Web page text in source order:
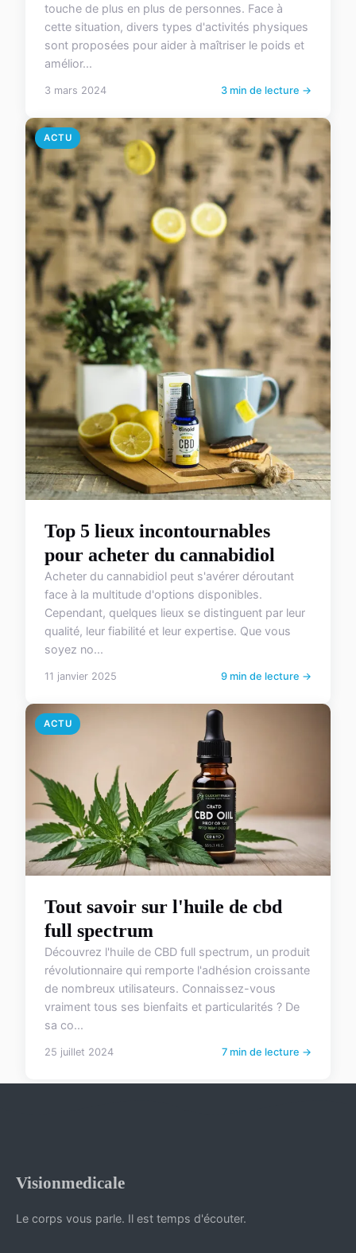
touche de plus en plus de personnes. Face à
cette situation, divers types d'activités physiques
sont proposées pour aider à maîtriser le poids et
amélior...
3 mars 2024 3 min de lecture →
ACTU
Top 5 lieux incontournables
pour acheter du cannabidiol
Acheter du cannabidiol peut s'avérer déroutant
face à la multitude d'options disponibles.
Cependant, quelques lieux se distinguent par leur
qualité, leur fiabilité et leur expertise. Que vous
soyez no...
11 janvier 2025 9 min de lecture →
ACTU
Tout savoir sur l'huile de cbd
full spectrum
Découvrez l'huile de CBD full spectrum, un produit
révolutionnaire qui remporte l'adhésion croissante
de nombreux utilisateurs. Connaissez-vous
vraiment tous ses bienfaits et particularités ? De
sa co...
25 juillet 2024 7 min de lecture →
Visionmedicale
Le corps vous parle. Il est temps d'écouter.